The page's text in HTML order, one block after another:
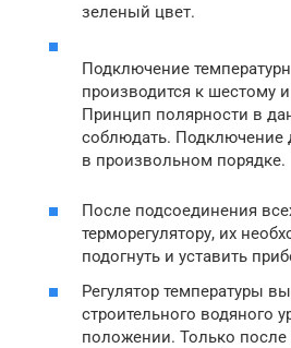
зеленый цвет.
Подключение
производится к шестому
Принцип полярности в
соблюдать. Подключение
в произвольном порядке.
После подсоединения
терморегулятору, их
подогнуть и уставить
Регулятор температуры
строительного водяного
положении. Только после